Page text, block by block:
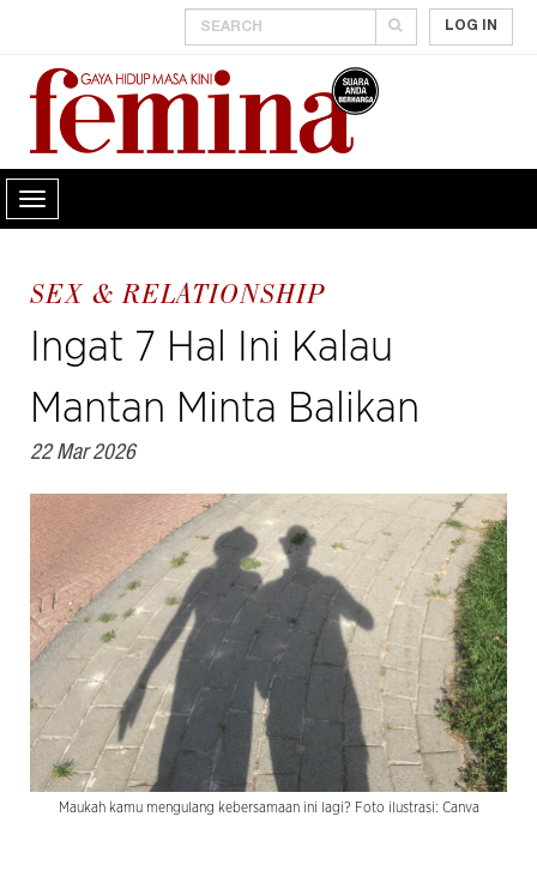
LOG IN
SEX & RELATIONSHIP
Ingat 7 Hal Ini Kalau
Mantan Minta Balikan
22 Mar 2026
Maukah kamu mengulang kebersamaan ini lagi? Foto ilustrasi: Canva